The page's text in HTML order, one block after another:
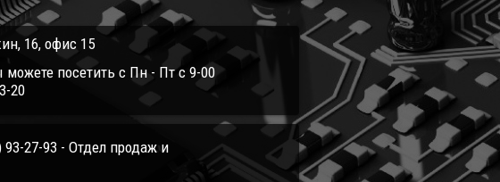
16, офис 15
посетить с Пн - Пт с 9-00
20
93-27-93 - Отдел продаж и